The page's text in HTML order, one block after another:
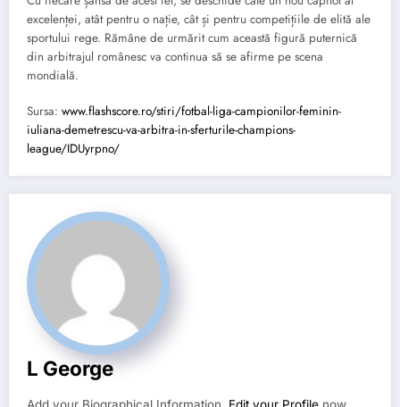
excelenței, atât pentru o nație, cât și pentru competițiile de elită ale
sportului rege. Rămâne de urmărit cum această figură puternică
din arbitrajul românesc va continua să se afirme pe scena
mondială.
Sursa: www.flashscore.ro/stiri/fotbal-liga-campionilor-feminin-
iuliana-demetrescu-va-arbitra-in-sferturile-champions-
league/IDUyrpno/
L George